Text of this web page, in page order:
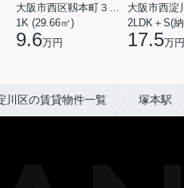
大阪市西区靱本町３丁目
1K (29.66㎡)
9.6万円 17.5万円
川区の賃貸物件一覧 塚本駅